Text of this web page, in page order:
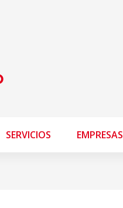
SERVICIOS EMPRESAS